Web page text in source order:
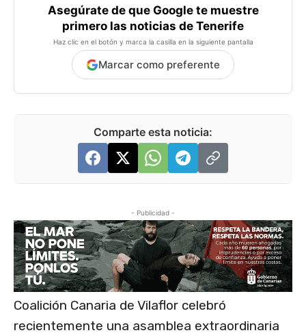
Asegúrate de que Google te muestre
primero las noticias de Tenerife
Haz clic en el botón y marca la casilla en la siguiente pantalla
Marcar como preferente
Comparte esta noticia:
- Publicidad -
Coalición Canaria de Vilaflor celebró
recientemente una asamblea extraordinaria